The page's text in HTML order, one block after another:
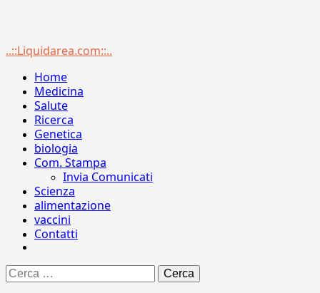
Menu
..::Liquidarea.com::..
Home
Medicina
Salute
Ricerca
Genetica
biologia
Com. Stampa
Invia Comunicati
Scienza
alimentazione
vaccini
Contatti
Ricerca
per: